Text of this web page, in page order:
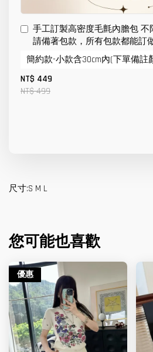
手工訂製高密度毛氈內膽包
請備著包款，所有包款都能訂
NT$ 449
NT$ 499
尺寸:S M L
您可能也喜歡
優惠